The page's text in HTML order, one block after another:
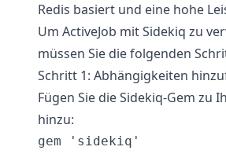
Redis basiert und eine hohe
Um ActiveJob mit Sidekiq zu
müssen Sie die folgenden
Schritt 1: Abhängigkeiten
Fügen Sie die Sidekiq-Gem zu
hinzu: